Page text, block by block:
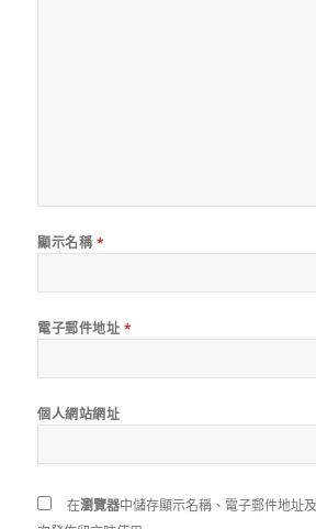
顯示名稱 *
電子郵件地址 *
個人網站網址
在瀏覽器中儲存顯示名稱、電子郵件地址